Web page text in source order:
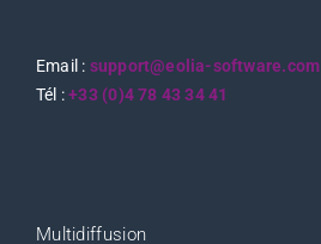
Email : support@eolia-software.com
Tél : +33 (0)4 78 43 34 41
Multidiffusion